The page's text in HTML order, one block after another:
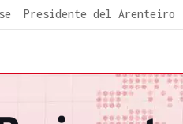
Presidente del Arenteiro